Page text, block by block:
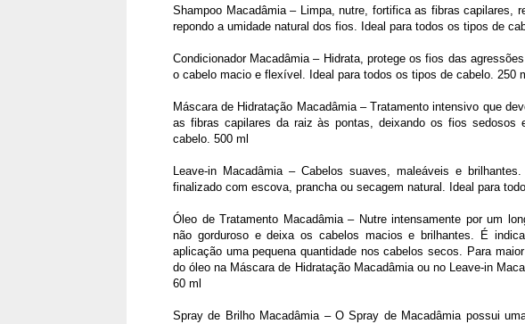
Shampoo Macadâmia – Limpa, nutre, fortifica as fibras capilares,
repondo a umidade natural dos fios. Ideal para todos os tipos de
Condicionador Macadâmia – Hidrata, protege os fios das
o cabelo macio e flexível. Ideal para todos os tipos de cabelo. 250
Máscara de Hidratação Macadâmia – Tratamento intensivo que
as fibras capilares da raiz às pontas, deixando os fios
cabelo. 500 ml
Leave-in Macadâmia – Cabelos suaves, maleáveis e
finalizado com escova, prancha ou secagem natural. Ideal para
Óleo de Tratamento Macadâmia – Nutre intensamente por um
não gorduroso e deixa os cabelos macios e brilhantes. É
aplicação uma pequena quantidade nos cabelos secos. Para
do óleo na Máscara de Hidratação Macadâmia ou no Leave-in
60 ml
Spray de Brilho Macadâmia – O Spray de Macadâmia possui